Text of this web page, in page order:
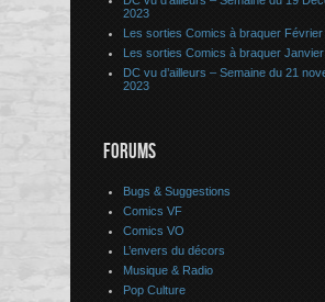
2023
Les sorties Comics à braquer
Les sorties Comics à braquer
DC vu d’ailleurs – Semaine du 21
2023
FORUMS
Bugs & Suggestions
Comics VF
Comics VO
L’envers du décors
Musique & Radio
Pop Culture